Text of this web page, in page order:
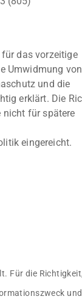
das vorzeitige
Umwidmung
und die
erklärt. Die
nicht für spätere
eingereicht.
Für die